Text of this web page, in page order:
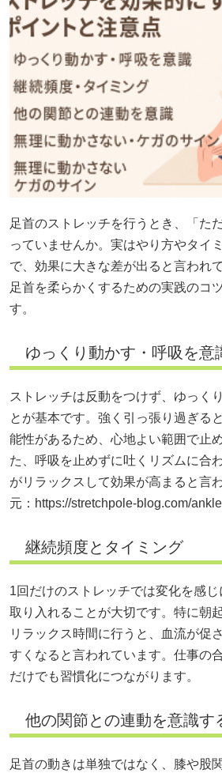
足首のストレッチを行うとき、「た
っていませんか。実はやり方やタイ
で、効果に大きな差が出ると言われ
足首を柔らかくするための実践のコ
す。
ゆっくり動かす・呼吸を意
ストレッチは反動をつけず、ゆっく
とが基本です。強く引っ張り過ぎる
能性があるため、心地よい範囲で止
た、呼吸を止めずに吐くリズムに合
がリラックスして効果が高まると言
元： https://stretchpole-blog.com/
継続頻度とタイミング
1回だけのストレッチでは変化を感
取り入れることが大切です。特に朝
リラックス時間に行うと、血流が促
すくなると言われています。仕事の
だけでも習慣化につながります。
他の関節との連動を意識す
足首の動きは単独ではなく、膝や股